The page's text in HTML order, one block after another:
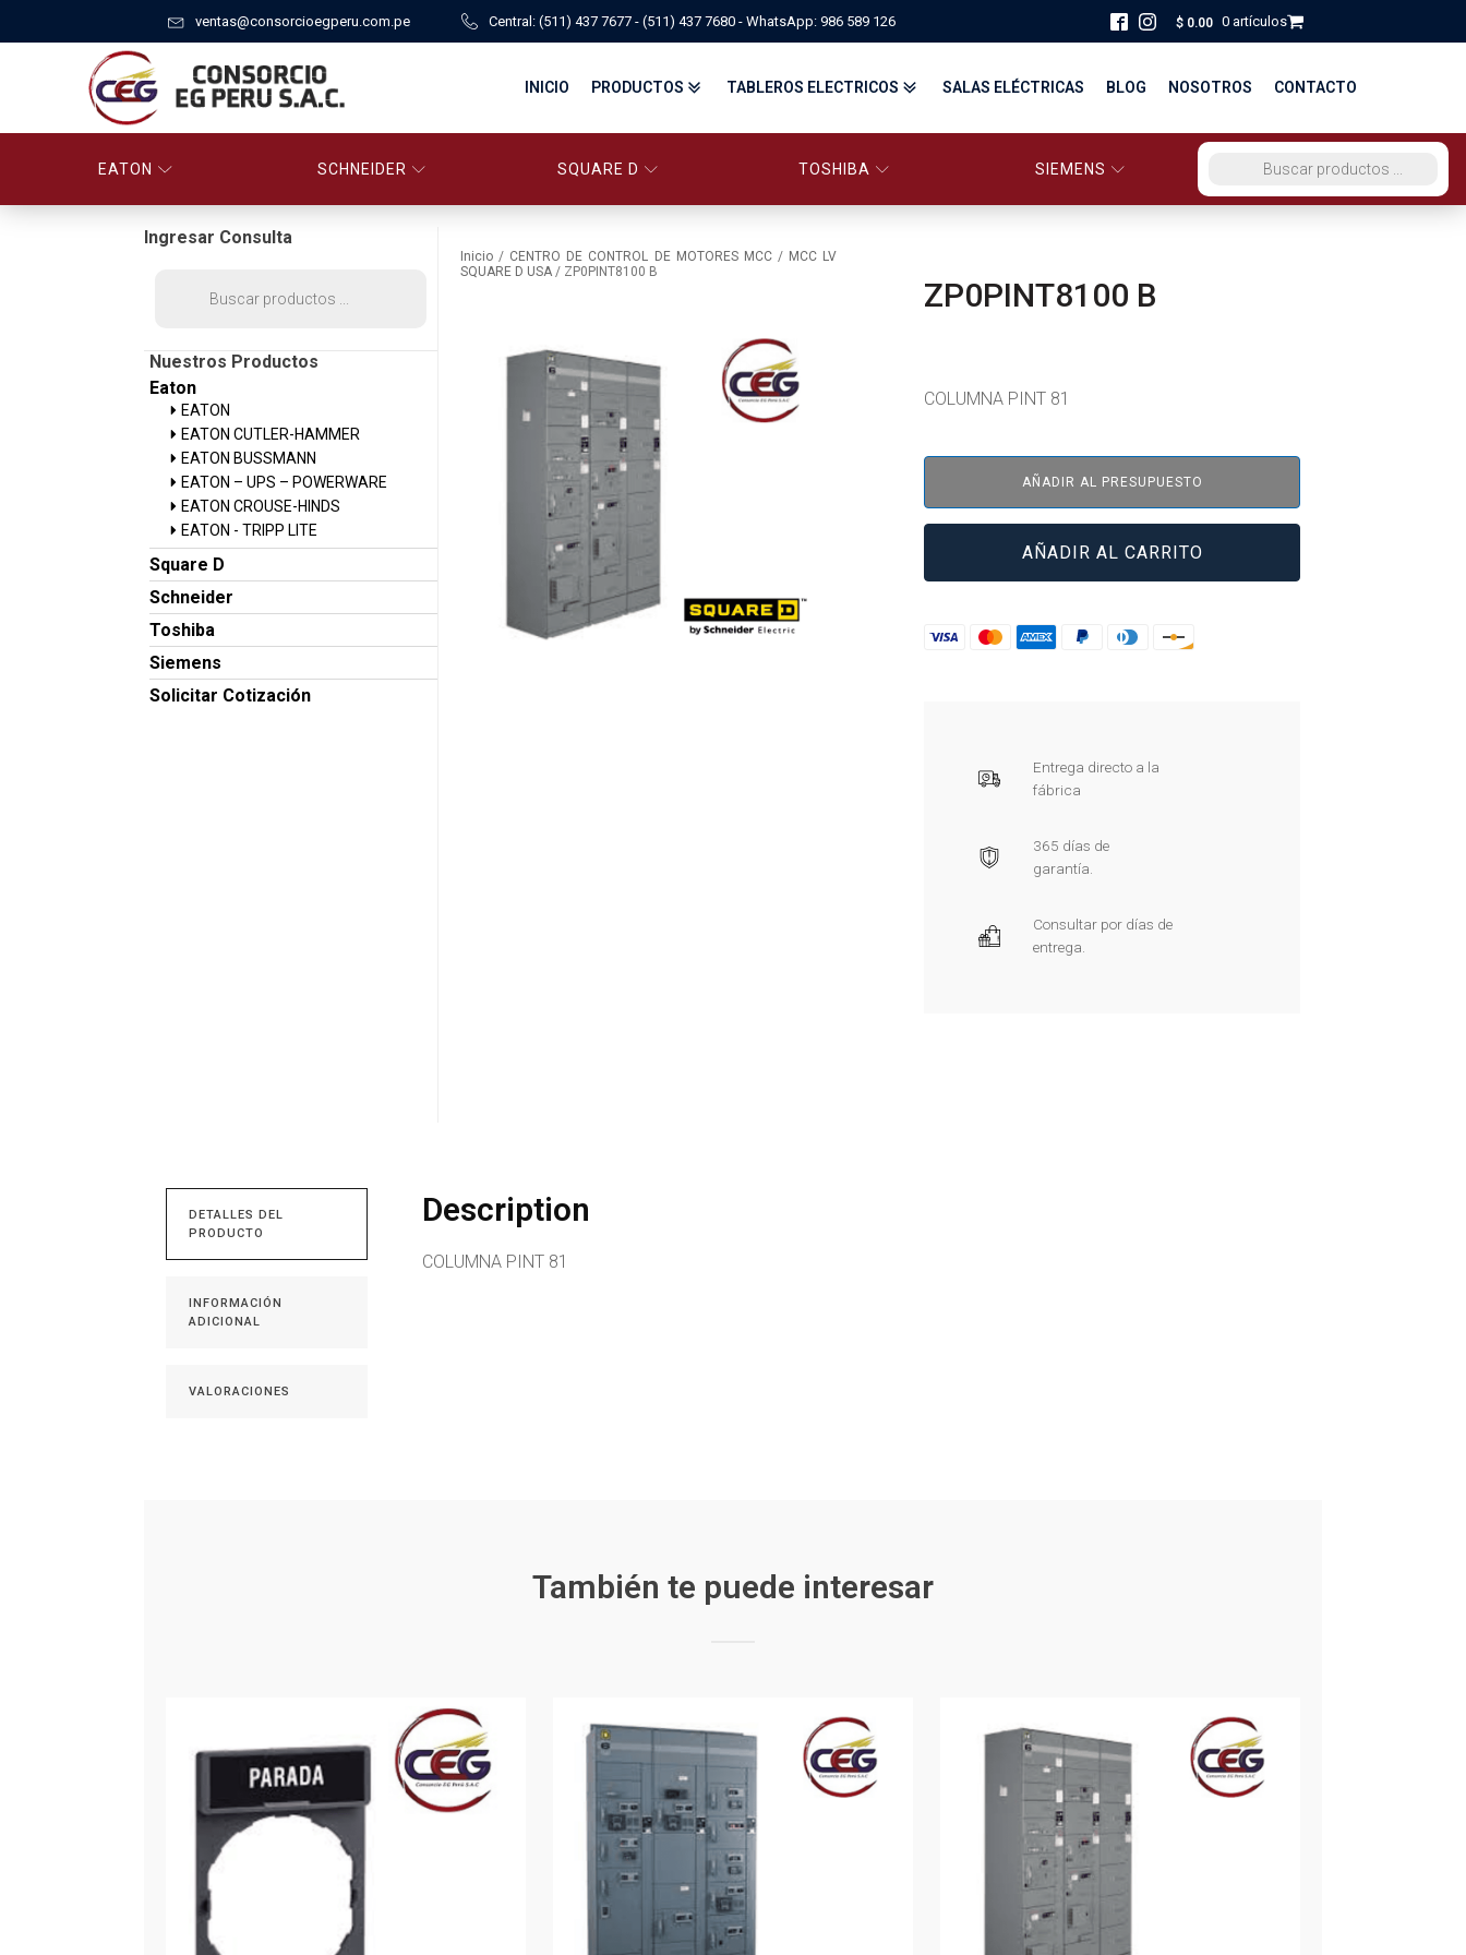
ventas@consorcioegperu.com.pe Central: (511) 437 7677 - (511) 437 7680 - WhatsApp: 986 589 126 $0.00 0 artículos
INICIO PRODUCTOS
INTERRUPTORES TERMOMAGNÉTICOS
MANDO, SEÑALIZACIÓN Y CONTROL
TRANSFORMADORES
UPS
TABLEROS ELECTRICOS
PANELBOARD, TABLEROS ELÉCTRICOS DISTRIBUCIÓN Y FUERZA
SALAS ELÉCTRICAS BLOG NOSOTROS CONTACTO
EATON SCHNEIDER SQUARE D TOSHIBA SIEMENS BÚSQUEDA DE PRODUCTOS
Ingresar Consulta
Nuestros Productos
Eaton
EATON
EATON CUTLER-HAMMER
EATON BUSSMANN
EATON – UPS – POWERWARE
EATON CROUSE-HINDS
EATON - TRIPP LITE
Square D
Schneider
Toshiba
Siemens
Solicitar Cotización
Inicio / CENTRO DE CONTROL DE MOTORES MCC/ MCC LV
SQUARE D USA / ZP0PINT8100 B
ZP0PINT8100 B
COLUMNA PINT 81
AÑADIR AL PRESUPUESTO
cantidad
AÑADIR AL CARRITO
Entrega directo a la
fábrica
365 días de
garantía.
Consultar por días de
entrega.
DETALLES DEL
PRODUCTO
INFORMACIÓN
ADICIONAL
VALORACIONES
Description
COLUMNA PINT 81
También te puede interesar